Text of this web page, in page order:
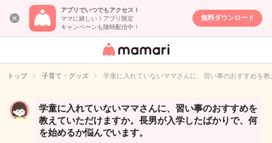
アプリでいつでもアクセス！
ママに嬉しい！アプリ限定
キャンペーンも随時配信中！
無料ダウンロード
女性専用匿名QA
イト
トップ 子育て・グッズ 学童に入れていないママさんに、習い事のおすすめを
学童に入れていないママさんに、習い事のおすすめを
教えていただけますか。長男が入学したばかりで、何
を始めるか悩んでいます。